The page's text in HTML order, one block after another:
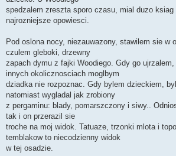
spedzalem zreszta sporo czasu, mial duzo
najrozniejsze opowiesci.
Pod oslona nocy, niezauwazony, stawilem sie w
czulem gleboki, drzewny
zapach dymu z fajki Woodiego. Gdy go
innych okolicznosciach moglbym
dziadka nie rozpoznac. Gdy bylem dzieckiem,
natomiast wygladal jak zrobiony
z pergaminu: blady, pomarszczony i siwy..
tak i on przerazil sie
troche na moj widok. Tatuaze, trzonki mlota i
temblakow to niecodzienny widok
w tej osadzie.